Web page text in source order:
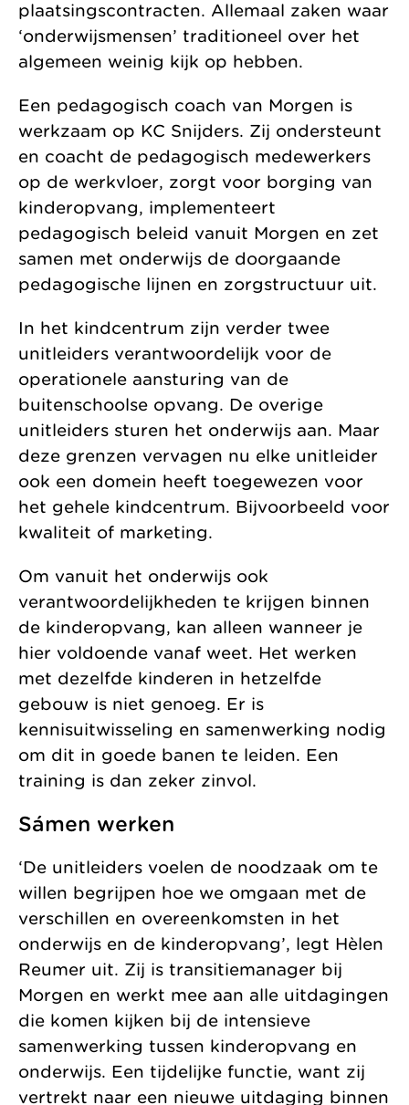
plaatsingscontracten. Allemaal zaken waar
‘onderwijsmensen’ traditioneel over het
algemeen weinig kijk op hebben.
Een pedagogisch coach van Morgen is
werkzaam op KC Snijders. Zij ondersteunt
en coacht de pedagogisch medewerkers
op de werkvloer, zorgt voor borging van
kinderopvang, implementeert
pedagogisch beleid vanuit Morgen en zet
samen met onderwijs de doorgaande
pedagogische lijnen en zorgstructuur uit.
In het kindcentrum zijn verder twee
unitleiders verantwoordelijk voor de
operationele aansturing van de
buitenschoolse opvang. De overige
unitleiders sturen het onderwijs aan. Maar
deze grenzen vervagen nu elke unitleider
ook een domein heeft toegewezen voor
het gehele kindcentrum. Bijvoorbeeld voor
kwaliteit of marketing.
Om vanuit het onderwijs ook
verantwoordelijkheden te krijgen binnen
de kinderopvang, kan alleen wanneer je
hier voldoende vanaf weet. Het werken
met dezelfde kinderen in hetzelfde
gebouw is niet genoeg. Er is
kennisuitwisseling en samenwerking nodig
om dit in goede banen te leiden. Een
training is dan zeker zinvol.
Sámen werken
‘De unitleiders voelen de noodzaak om te
willen begrijpen hoe we omgaan met de
verschillen en overeenkomsten in het
onderwijs en de kinderopvang’, legt Hèlen
Reumer uit. Zij is transitiemanager bij
Morgen en werkt mee aan alle uitdagingen
die komen kijken bij de intensieve
samenwerking tussen kinderopvang en
onderwijs. Een tijdelijke functie, want zij
vertrekt naar een nieuwe uitdaging binnen